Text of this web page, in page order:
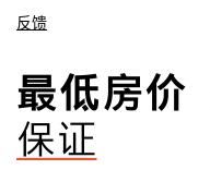
反馈